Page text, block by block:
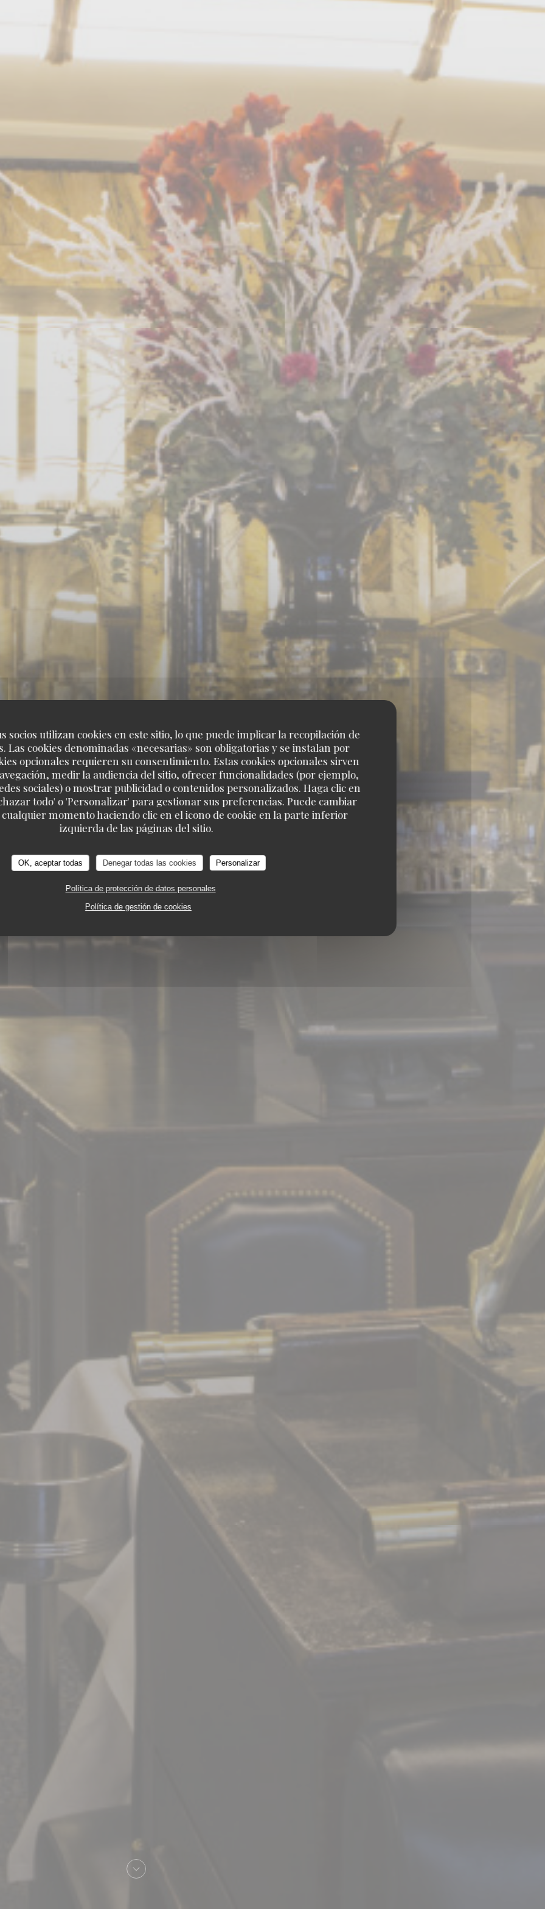
socios utilizan cookies en este sitio, lo que puede implicar la recopilación de
Las cookies denominadas «necesarias» son obligatorias y se instalan por
opcionales requieren su consentimiento. Estas cookies opcionales sirven
medir la audiencia del sitio, ofrecer funcionalidades (por ejemplo,
sociales) o mostrar publicidad o contenidos personalizados. Haga clic en
todo' o 'Personalizar' para gestionar sus preferencias. Puede cambiar
momento haciendo clic en el icono de cookie en la parte inferior
izquierda de las páginas del sitio.
OK, aceptar todas Denegar todas las cookies Personalizar
Política de protección de datos personales
Política de gestión de cookies